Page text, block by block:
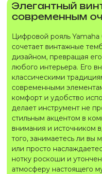
Элегантный
современным
Цифровой рояль Yamaha
сочетает винтажные
дизайном, превращая
любого интерьера. Его
классическими
современными
комфорт и удобство
делает инструмент не
стильным акцентом в
внимания и источником
того, занимаетесь ли вы
или просто
нотку роскоши и
атмосферу настоящего